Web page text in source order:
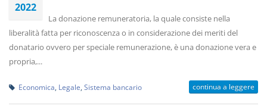
2022
La donazione remuneratoria, la quale consiste nella
liberalità fatta per riconoscenza o in considerazione dei meriti del
donatario ovvero per speciale remunerazione, è una donazione vera e
propria,...
Economica Legale Sistema bancario continua a leggere